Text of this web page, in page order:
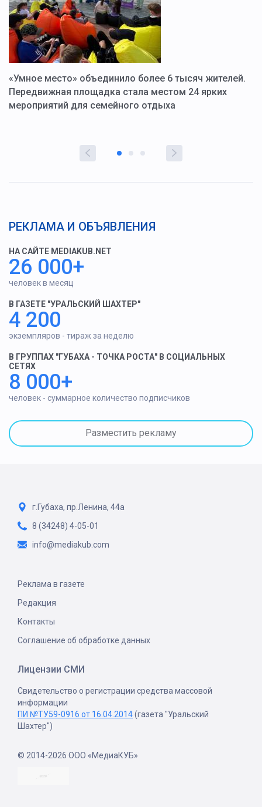
«Умное место» объединило более 6 тысяч жителей.
Передвижная площадка стала местом 24 ярких
мероприятий для семейного отдыха
РЕКЛАМА И ОБЪЯВЛЕНИЯ
НА САЙТЕ MEDIAKUB.NET
26 000+
человек в месяц
В ГАЗЕТЕ "УРАЛЬСКИЙ ШАХТЕР"
4 200
экземпляров - тираж за неделю
В ГРУППАХ "ГУБАХА - ТОЧКА РОСТА" В СОЦИАЛЬНЫХ
СЕТЯХ
8 000+
человек - суммарное количество подписчиков
Разместить рекламу
г.Губаха, пр.Ленина, 44а
8 (34248) 4-05-01
info@mediakub.com
Реклама в газете
Редакция
Контакты
Соглашение об обработке данных
Лицензии СМИ
Свидетельство о регистрации средства массовой
информации
ПИ №ТУ59-0916 от 16.04.2014(газета "Уральский
Шахтер")
© 2014-2026 ООО «МедиаКУБ»